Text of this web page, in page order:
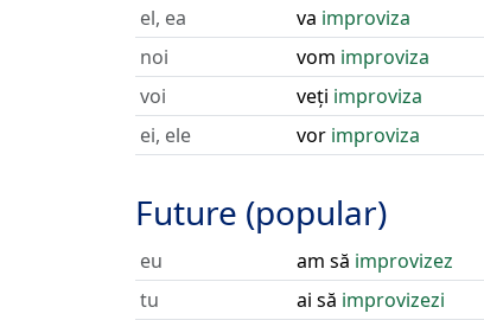
el, ea
va improviza
noi
vom improviza
voi
veți improviza
ei, ele
vor improviza
Future (popular)
eu am să improvizez
tu
ai să improvizezi